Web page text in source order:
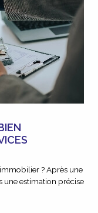
une estimation précise